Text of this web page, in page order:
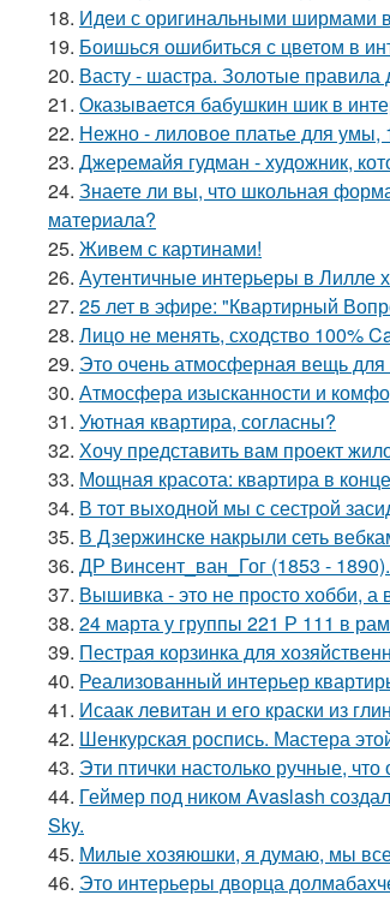
18. Идеи с оригинальными ширмами
19. Боишься ошибиться с цветом в
20. Васту - шастра. Золотые правила
21. Оказывается бабушкин шик в
22. Нежно - лиловое платье для умы,
23. Джеремайя гудман - художник,
24. Знаете ли вы, что школьная
материала?
25. Живем с картинами!
26. Аутентичные интерьеры в Лилле
27. 25 лет в эфире: "Квартирный
28. Лицо не менять, сходство 100%
29. Это очень атмосферная вещь для
30. Атмосфера изысканности и
31. Уютная квартира, согласны?
32. Хочу представить вам проект
33. Мощная красота: квартира в
34. В тот выходной мы с сестрой
35. В Дзержинске накрыли сеть
36. ДР Винсент_ван_Гог (1853 - 1890).
37. Вышивка - это не просто хобби, а
38. 24 марта у группы 221 Р 111 в
39. Пестрая корзинка для
40. Реализованный интерьер
41. Исаак левитан и его краски из
42. Шенкурская роспись. Мастера
43. Эти птички настолько ручные,
44. Геймер под ником Avaslash
Sky.
45. Милые хозяюшки, я думаю, мы все
46. Это интерьеры дворца